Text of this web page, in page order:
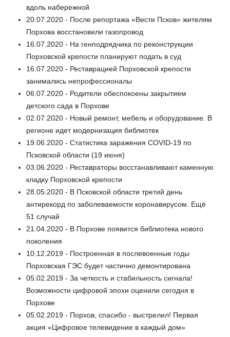
вдоль набережной
20.07.2020 - После репортажа «Вести Псков» жителям
Порхова восстановили газопровод
16.07.2020 - На генподрядчика по реконструкции
Порховской крепости планируют подать в суд
16.07.2020 - Реставрацией Порховской крепости
занимались непрофессионалы
06.07.2020 - Родители обеспокоены закрытием
детского сада в Порхове
02.07.2020 - Новый ремонт, мебель и оборудование. В
регионе идет модернизация библиотек
19.06.2020 - Статистика заражения COVID-19 по
Псковской области (19 июня)
03.06.2020 - Реставраторы восстанавливают каменную
кладку Порховской крепости
28.05.2020 - В Псковской области третий день
антирекорд по заболеваемости коронавирусом. Ещё
51 случай
21.04.2020 - В Порхове появится библиотека нового
поколения
10.12.2019 - Построенная в послевоенные годы
Порховская ГЭС будет частично демонтирована
05.02.2019 - За четкость и стабильность сигнала!
Возможности цифровой эпохи оценили сегодня в
Порхове
05.02.2019 - Порхов, спасибо - выстрелил! Первая
акция «Цифровое телевидение в каждый дом»